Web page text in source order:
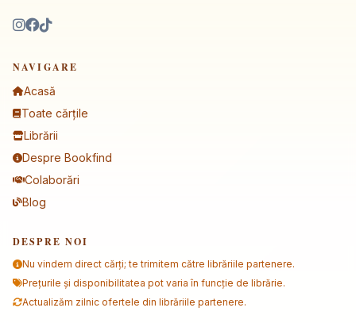
NAVIGARE
Acasă
Toate cărțile
Librării
Despre Bookfind
Colaborări
Blog
DESPRE NOI
Nu vindem direct cărți; te trimitem către librăriile partenere.
Prețurile și disponibilitatea pot varia în funcție de librărie.
Actualizăm zilnic ofertele din librăriile partenere.